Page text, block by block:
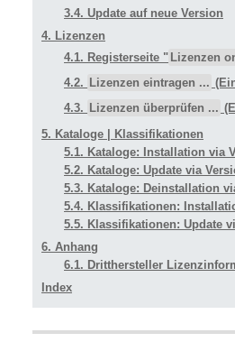
3.4. Update auf neue Version
4. Lizenzen
4.1. Registerseite " Lizenzen
4.2. Lizenzen eintragen ...
4.3. Lizenzen überprüfen ...
5. Kataloge | Klassifikationen
5.1. Kataloge: Installation via
5.2. Kataloge: Update via
5.3. Kataloge: Deinstallation
5.4. Klassifikationen:
5.5. Klassifikationen: Update
6. Anhang
6.1. Dritthersteller
Index